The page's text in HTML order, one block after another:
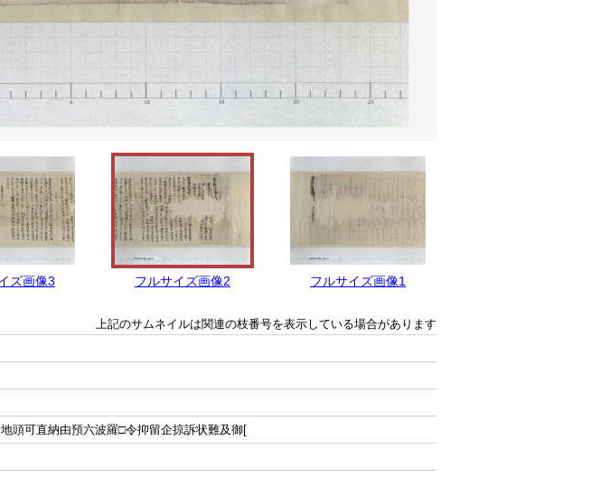
ズ画像3 フルサイズ画像2 フルサイズ画像1
上記のサムネイルは関連の枝番号を表示している場合があります
頭可直納由預六波羅□令抑留企掠訴状難及御[